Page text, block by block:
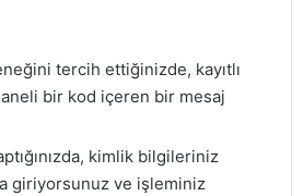
tercih ettiğinizde, kayıtlı
bir kod içeren bir mesaj
kimlik bilgileriniz
giriyorsunuz ve işleminiz